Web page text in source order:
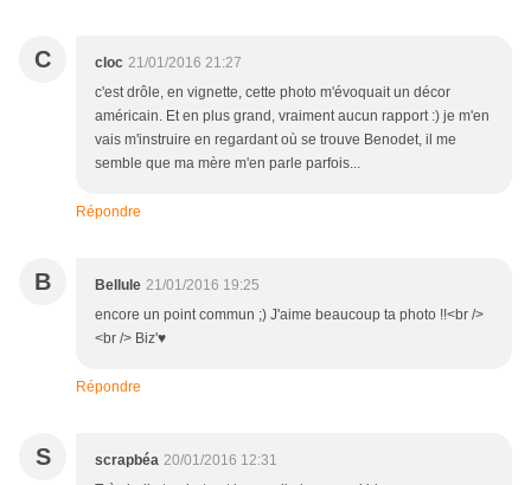
C cloc 21/01/2016 21:27
c'est drôle, en vignette, cette photo m'évoquait un décor
américain. Et en plus grand, vraiment aucun rapport :) je m'en
vais m'instruire en regardant où se trouve Benodet, il me
semble que ma mère m'en parle parfois...
Répondre
B Bellule 21/01/2016 19:25
encore un point commun ;) J'aime beaucoup ta photo !!<br />
<br /> Biz'♥
Répondre
S scrapbéa 20/01/2016 12:31